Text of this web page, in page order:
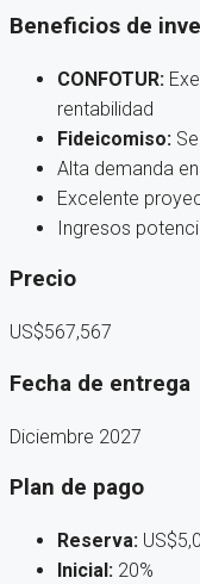
Beneficios de
CONFOTUR:
rentabilidad
Fideicomiso:
Alta demanda
Excelente
Ingresos
Precio
US$567,567
Fecha de entrega
Diciembre 2027
Plan de pago
Reserva:
Inicial: 20%